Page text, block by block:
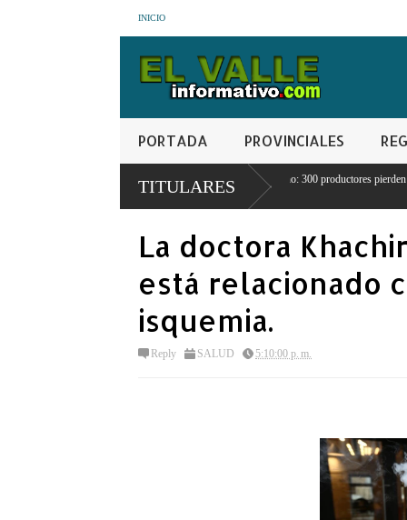
INICIO
PORTADA PROVINCIALES
TITULARES
Crisis agrícola en Juancho: 300 productores pierden sus cosechas por
La doctora
está relacionado
isquemia.
Reply SALUD 5:10:00 p. m.